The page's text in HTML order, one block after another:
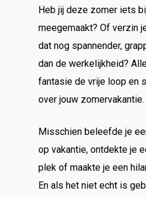
Heb jij deze zomer iets
meegemaakt? Of verzin
dat nog spannender,
dan de werkelijkheid?
fantasie de vrije loop en
over jouw zomervakantie.
Misschien beleefde je
op vakantie, ontdekte je
plek of maakte je een
En als het niet echt is